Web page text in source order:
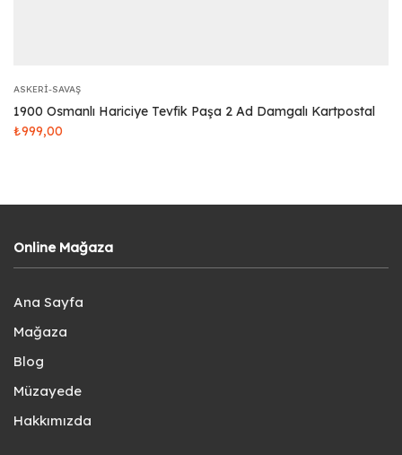
ASKERI-SAVAŞ
1900 Osmanlı Hariciye Tevfik Paşa 2 Ad Damgalı Kartpostal
₺999,00
Online Mağaza
Ana Sayfa
Mağaza
Blog
Müzayede
Hakkımızda